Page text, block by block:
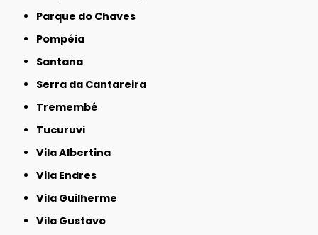
Parque do Chaves
Pompéia
Santana
Serra da Cantareira
Tremembé
Tucuruvi
Vila Albertina
Vila Endres
Vila Guilherme
Vila Gustavo